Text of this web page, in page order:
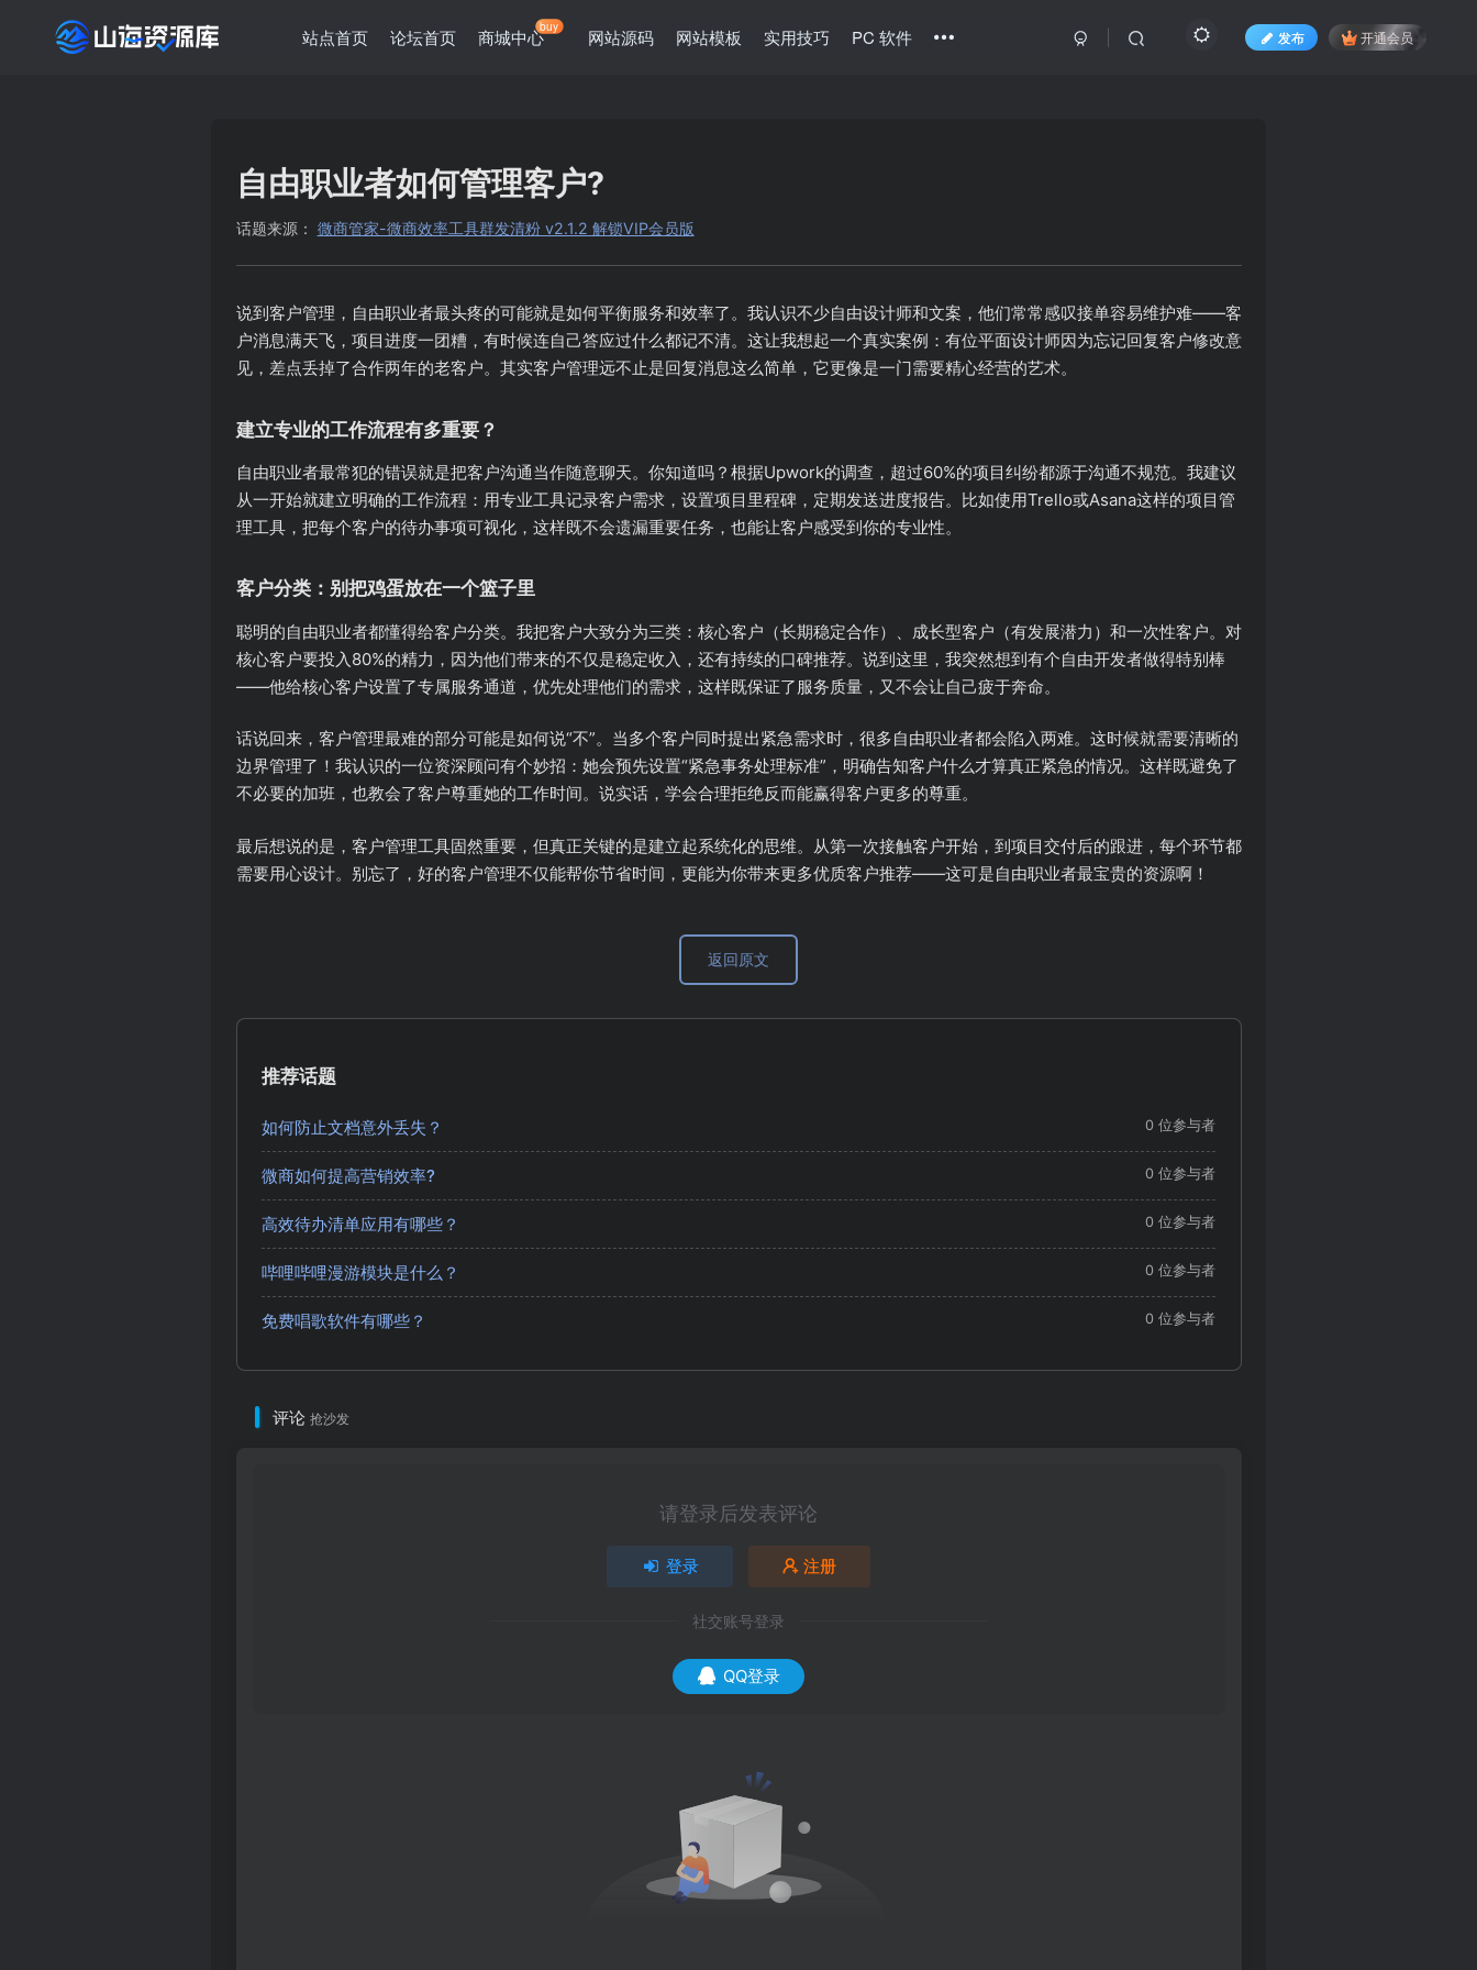
站点首页 论坛首页 商城中心buy 网站源码 网站模板 实用技巧 PC 软件 发布 开通会员
自由职业者如何管理客户?
话题来源： 微商管家-微商效率工具群发清粉 v2.1.2 解锁VIP会员版
说到客户管理，自由职业者最头疼的可能就是如何平衡服务和效率了。我认识不少自由设计师和文案，他们常常感叹接单容易维护难——客
户消息满天飞，项目进度一团糟，有时候连自己答应过什么都记不清。这让我想起一个真实案例：有位平面设计师因为忘记回复客户修改意
见，差点丢掉了合作两年的老客户。其实客户管理远不止是回复消息这么简单，它更像是一门需要精心经营的艺术。
建立专业的工作流程有多重要？
自由职业者最常犯的错误就是把客户沟通当作随意聊天。你知道吗？根据Upwork的调查，超过60%的项目纠纷都源于沟通不规范。我建议
从一开始就建立明确的工作流程：用专业工具记录客户需求，设置项目里程碑，定期发送进度报告。比如使用Trello或Asana这样的项目管
理工具，把每个客户的待办事项可视化，这样既不会遗漏重要任务，也能让客户感受到你的专业性。
客户分类：别把鸡蛋放在一个篮子里
聪明的自由职业者都懂得给客户分类。我把客户大致分为三类：核心客户（长期稳定合作）、成长型客户（有发展潜力）和一次性客户。对
核心客户要投入80%的精力，因为他们带来的不仅是稳定收入，还有持续的口碑推荐。说到这里，我突然想到有个自由开发者做得特别棒
——他给核心客户设置了专属服务通道，优先处理他们的需求，这样既保证了服务质量，又不会让自己疲于奔命。
话说回来，客户管理最难的部分可能是如何说“不”。当多个客户同时提出紧急需求时，很多自由职业者都会陷入两难。这时候就需要清晰的
边界管理了！我认识的一位资深顾问有个妙招：她会预先设置“紧急事务处理标准”，明确告知客户什么才算真正紧急的情况。这样既避免了
不必要的加班，也教会了客户尊重她的工作时间。说实话，学会合理拒绝反而能赢得客户更多的尊重。
最后想说的是，客户管理工具固然重要，但真正关键的是建立起系统化的思维。从第一次接触客户开始，到项目交付后的跟进，每个环节都
需要用心设计。别忘了，好的客户管理不仅能帮你节省时间，更能为你带来更多优质客户推荐——这可是自由职业者最宝贵的资源啊！
返回原文
推荐话题
如何防止文档意外丢失？ 0 位参与者
微商如何提高营销效率? 0 位参与者
高效待办清单应用有哪些？ 0 位参与者
哔哩哔哩漫游模块是什么？ 0 位参与者
免费唱歌软件有哪些？ 0 位参与者
评论 抢沙发
请登录后发表评论
登录 注册
社交账号登录
QQ登录